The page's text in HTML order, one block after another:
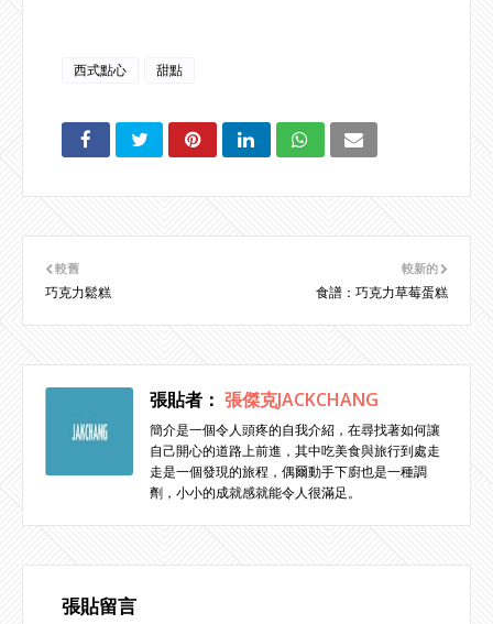
西式點心 甜點
較新的
食譜：巧克力草莓蛋糕
較舊
巧克力鬆糕
張貼者： 張傑克JACKCHANG
簡介是一個令人頭疼的自我介紹，在尋找著如何讓
自己開心的道路上前進，其中吃美食與旅行到處走
走是一個發現的旅程，偶爾動手下廚也是一種調
劑，小小的成就感就能令人很滿足。
張貼留言